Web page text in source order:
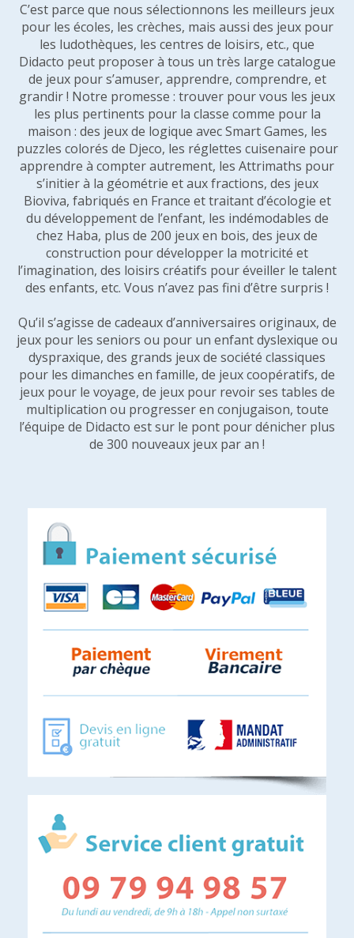
C’est parce que nous sélectionnons les meilleurs jeux
pour les écoles, les crèches, mais aussi des jeux pour
les ludothèques, les centres de loisirs, etc., que
Didacto peut proposer à tous un très large catalogue
de jeux pour s’amuser, apprendre, comprendre, et
grandir ! Notre promesse : trouver pour vous les jeux
les plus pertinents pour la classe comme pour la
maison : des jeux de logique avec Smart Games, les
puzzles colorés de Djeco, les réglettes cuisenaire pour
apprendre à compter autrement, les Attrimaths pour
s’initier à la géométrie et aux fractions, des jeux
Bioviva, fabriqués en France et traitant d’écologie et
du développement de l’enfant, les indémodables de
chez Haba, plus de 200 jeux en bois, des jeux de
construction pour développer la motricité et
l’imagination, des loisirs créatifs pour éveiller le talent
des enfants, etc. Vous n’avez pas fini d’être surpris !
Qu’il s’agisse de cadeaux d’anniversaires originaux, de
jeux pour les seniors ou pour un enfant dyslexique ou
dyspraxique, des grands jeux de société classiques
pour les dimanches en famille, de jeux coopératifs, de
jeux pour le voyage, de jeux pour revoir ses tables de
multiplication ou progresser en conjugaison, toute
l’équipe de Didacto est sur le pont pour dénicher plus
de 300 nouveaux jeux par an !